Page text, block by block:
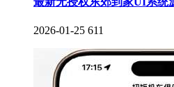
2026-01-25 611